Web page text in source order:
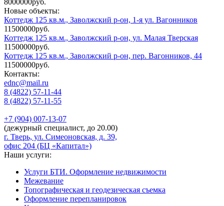
Новые объекты:
Коттедж 125 кв.м., Заволжский р-он, 1-я ул. Вагонников
11500000руб.
Коттедж 125 кв.м., Заволжский р-он, ул. Малая Тверская
11500000руб.
Коттедж 125 кв.м., Заволжский р-он, пер. Вагонников, 44
11500000руб.
Контакты:
ednc@mail.ru
8 (4822) 57-11-44
8 (4822) 57-11-55
+7 (904) 007-13-07
(дежурный специалист, до 20.00)
г. Тверь, ул. Симеоновская, д. 39,
офис 204 (БЦ «Капитал»)
Наши услуги:
Услуги БТИ. Оформление недвижимости
Межевание
Топографическая и геодезическая съемка
Оформление перепланировок